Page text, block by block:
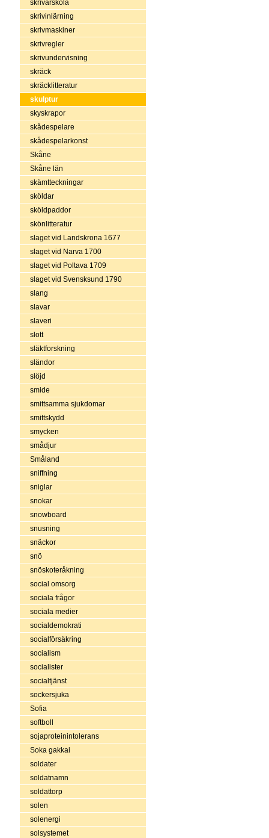
skrivarskola
skrivinlärning
skrivmaskiner
skrivregler
skrivundervisning
skräck
skräcklitteratur
skulptur
skyskrapor
skådespelare
skådespelarkonst
Skåne
Skåne län
skämtteckningar
sköldar
sköldpaddor
skönlitteratur
slaget vid Landskrona 1677
slaget vid Narva 1700
slaget vid Poltava 1709
slaget vid Svensksund 1790
slang
slavar
slaveri
slott
släktforskning
sländor
slöjd
smide
smittsamma sjukdomar
smittskydd
smycken
smådjur
Småland
sniffning
sniglar
snokar
snowboard
snusning
snäckor
snö
snöskoteråkning
social omsorg
sociala frågor
sociala medier
socialdemokrati
socialförsäkring
socialism
socialister
socialtjänst
sockersjuka
Sofia
softboll
sojaproteinintolerans
Soka gakkai
soldater
soldatnamn
soldattorp
solen
solenergi
solsystemet